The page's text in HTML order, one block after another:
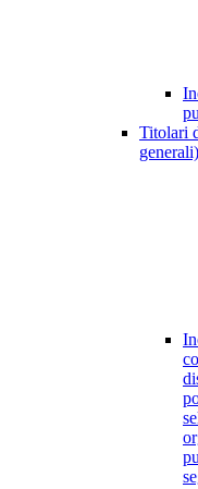
Titolari
generali)